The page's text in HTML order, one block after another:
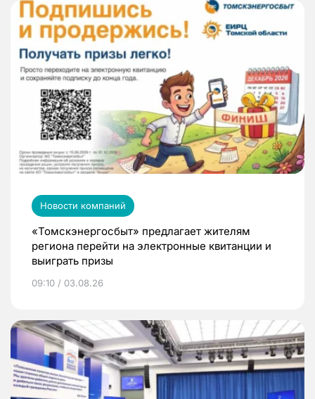
Новости компаний
«Томскэнергосбыт» предлагает жителям
региона перейти на электронные квитанции и
выиграть призы
09:10 / 03.08.26